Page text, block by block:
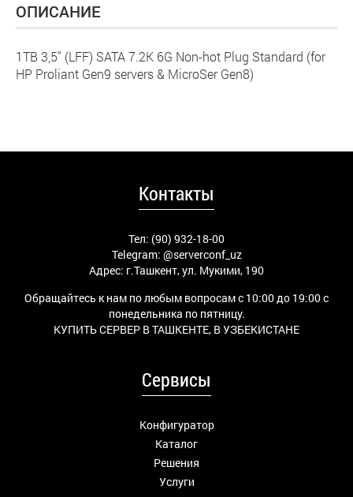
ОПИСАНИЕ
1TB 3,5" (LFF) SATA 7.2K 6G Non-hot Plug Standard (for
HP Proliant Gen9 servers & MicroSer Gen8)
Контакты
Тел: (90) 932-18-00
Telegram: @serverconf_uz
Адрес: г.Ташкент, ул. Мукими, 190
Обращайтесь к нам по любым вопросам с 10:00 до 19:00 с
понедельника по пятницу.
КУПИТЬ СЕРВЕР В ТАШКЕНТЕ, В УЗБЕКИСТАНЕ
Сервисы
Конфигуратор
Каталог
Решения
Услуги